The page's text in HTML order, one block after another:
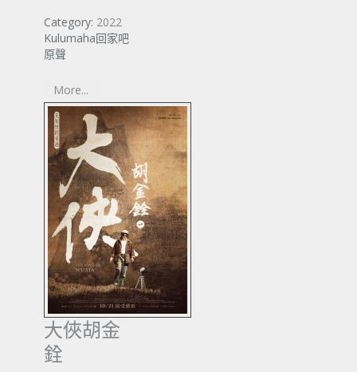
Category: 2022
Kulumaha回家吧
原聲
More...
大俠胡金
銓